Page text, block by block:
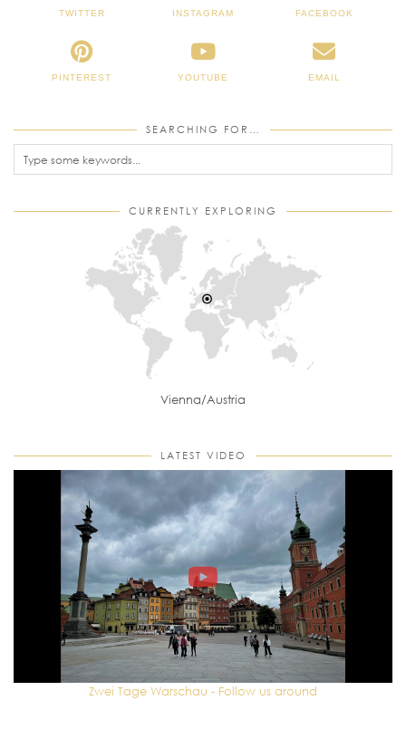
TWITTER INSTAGRAM FACEBOOK
PINTEREST YOUTUBE EMAIL
SEARCHING FOR…
CURRENTLY EXPLORING
Vienna/Austria
LATEST VIDEO
Zwei Tage Warschau - Follow us around